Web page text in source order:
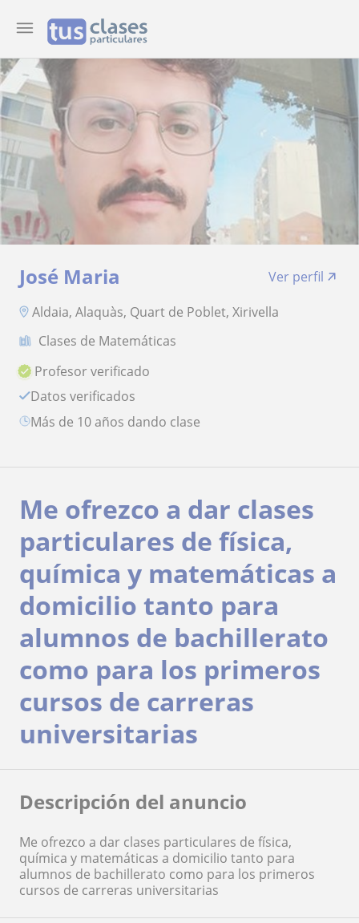
José Maria
Ver perfil
Aldaia, Alaquàs, Quart de Poblet, Xirivella
Clases de Matemáticas
Profesor verificado
Datos verificados
más de 10 años dando clase
Me ofrezco a dar clases
particulares de física,
química y matemáticas a
domicilio tanto para
alumnos de bachillerato
como para los primeros
cursos de carreras
universitarias
Descripción del anuncio
Me ofrezco a dar clases particulares de física,
química y matemáticas a domicilio tanto para
alumnos de bachillerato como para los primeros
cursos de carreras universitarias